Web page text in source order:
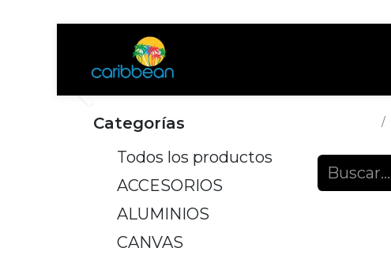
Categorías
Todos los productos
ACCESORIOS
ALUMINIOS
CANVAS